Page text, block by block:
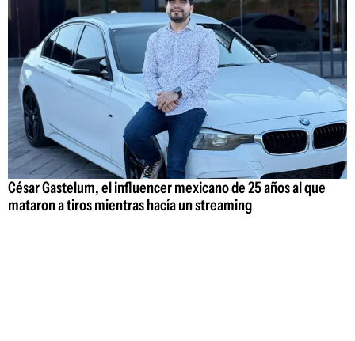
César Gastelum, el influencer mexicano de 25 años al que
mataron a tiros mientras hacía un streaming